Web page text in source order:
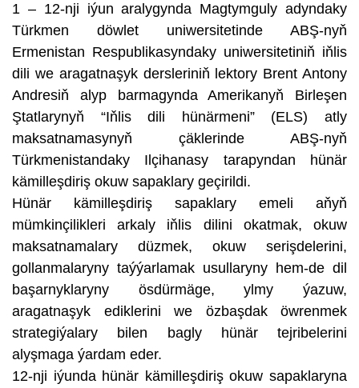
1 – 12-nji iýun aralygynda Magtymguly adyndaky
Türkmen döwlet uniwersitetinde ABŞ-nyň
Ermenistan Respublikasyndaky uniwersitetiniň iňlis
dili we aragatnaşyk dersleriniň lektory Brent Antony
Andresiň alyp barmagynda Amerikanyň Birleşen
Ştatlarynyň “Iňlis dili hünärmeni” (ELS) atly
maksatnamasynyň çäklerinde ABŞ-nyň
Türkmenistandaky Ilçihanasy tarapyndan hünär
kämilleşdiriş okuw sapaklary geçirildi.
Hünär kämilleşdiriş sapaklary emeli aňyň
mümkinçilikleri arkaly iňlis dilini okatmak, okuw
maksatnamalary düzmek, okuw serişdelerini,
gollanmalaryny taýýarlamak usullaryny hem-de dil
başarnyklaryny ösdürmäge, ylmy ýazuw,
aragatnaşyk ediklerini we özbaşdak öwrenmek
strategiýalary bilen bagly hünär tejribelerini
alyşmaga ýardam eder.
12-nji iýunda hünär kämilleşdiriş okuw sapaklaryna